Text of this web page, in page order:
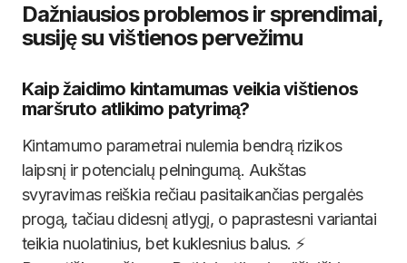
Dažniausios problemos ir sprendimai,
susiję su vištienos pervežimu
Kaip žaidimo kintamumas veikia vištienos
maršruto atlikimo patyrimą?
Kintamumo parametrai nulemia bendrą rizikos
laipsnį ir potencialų pelningumą. Aukštas
svyravimas reiškia rečiau pasitaikančias pergalės
progą, tačiau didesnį atlygį, o paprastesni variantai
teikia nuolatinius, bet kuklesnius balus. ⚡